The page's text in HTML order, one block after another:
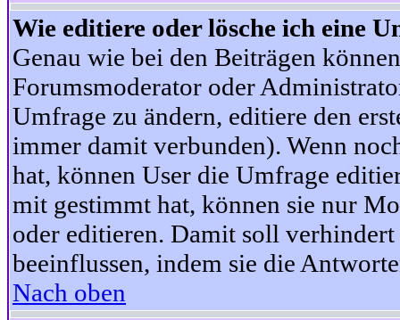
Wie editiere oder lösche ich eine
Genau wie bei den Beiträgen
Forumsmoderator oder
Umfrage zu ändern, editiere den
immer damit verbunden). Wenn
hat, können User die Umfrage
mit gestimmt hat, können sie nur
oder editieren. Damit soll
beeinflussen, indem sie die
Nach oben